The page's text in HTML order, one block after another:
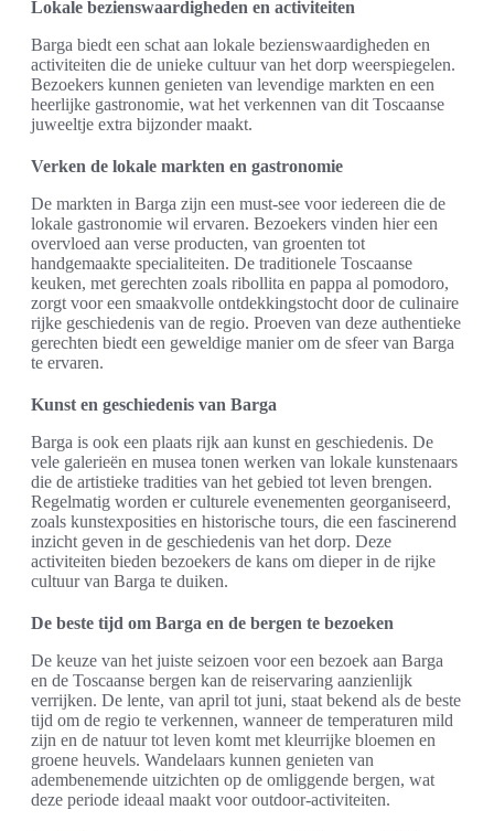
Lokale bezienswaardigheden en activiteiten
Barga biedt een schat aan lokale bezienswaardigheden en
activiteiten die de unieke cultuur van het dorp weerspiegelen.
Bezoekers kunnen genieten van levendige markten en een
heerlijke gastronomie, wat het verkennen van dit Toscaanse
juweeltje extra bijzonder maakt.
Verken de lokale markten en gastronomie
De markten in Barga zijn een must-see voor iedereen die de
lokale gastronomie wil ervaren. Bezoekers vinden hier een
overvloed aan verse producten, van groenten tot
handgemaakte specialiteiten. De traditionele Toscaanse
keuken, met gerechten zoals ribollita en pappa al pomodoro,
zorgt voor een smaakvolle ontdekkingstocht door de culinaire
rijke geschiedenis van de regio. Proeven van deze authentieke
gerechten biedt een geweldige manier om de sfeer van Barga
te ervaren.
Kunst en geschiedenis van Barga
Barga is ook een plaats rijk aan kunst en geschiedenis. De
vele galerieën en musea tonen werken van lokale kunstenaars
die de artistieke tradities van het gebied tot leven brengen.
Regelmatig worden er culturele evenementen georganiseerd,
zoals kunstexposities en historische tours, die een fascinerend
inzicht geven in de geschiedenis van het dorp. Deze
activiteiten bieden bezoekers de kans om dieper in de rijke
cultuur van Barga te duiken.
De beste tijd om Barga en de bergen te bezoeken
De keuze van het juiste seizoen voor een bezoek aan Barga
en de Toscaanse bergen kan de reiservaring aanzienlijk
verrijken. De lente, van april tot juni, staat bekend als de beste
tijd om de regio te verkennen, wanneer de temperaturen mild
zijn en de natuur tot leven komt met kleurrijke bloemen en
groene heuvels. Wandelaars kunnen genieten van
adembenemende uitzichten op de omliggende bergen, wat
deze periode ideaal maakt voor outdoor-activiteiten.